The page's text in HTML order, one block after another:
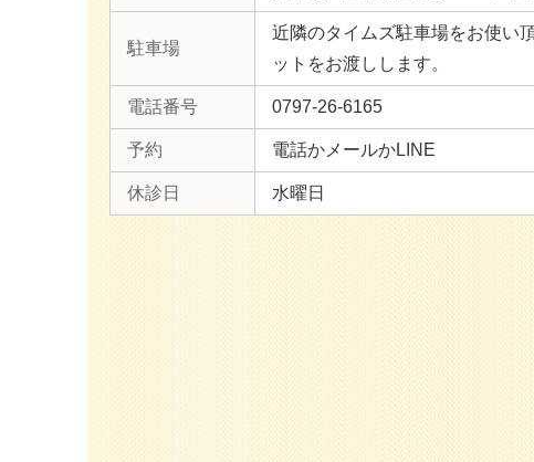
駐車場
近隣のタイムズ駐車場をお使い
ットをお渡しします。
電話番号 0797-26-6165
予約 電話かメールかLINE
休診日 水曜日